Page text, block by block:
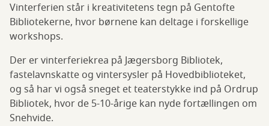
Vinterferien står i kreativitetens tegn på Gentofte
Bibliotekerne, hvor børnene kan deltage i forskellige
workshops.
Der er vinterferiekrea på Jægersborg Bibliotek,
fastelavnskatte og vintersysler på Hovedbiblioteket,
og så har vi også sneget et teaterstykke ind på Ordrup
Bibliotek, hvor de 5-10-årige kan nyde fortællingen om
Snehvide.